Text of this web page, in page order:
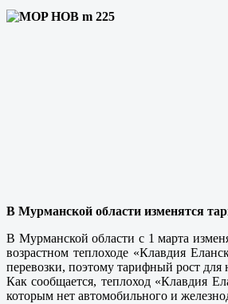
В Мурманской области изменятся
В Мурманской области с 1 марта
возрастном теплоходе «Клавдия
перевозки, поэтому тарифный рост
Как сообщается, теплоход «Клавдия
которым нет автомобильного и